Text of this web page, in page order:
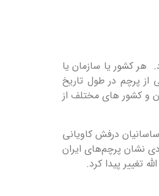
هر کشور یا سازمان یا
پرچم در طول تاریخ
و کشور های مختلف از
درفش کاویانی
نشان پرچم‌های ایران